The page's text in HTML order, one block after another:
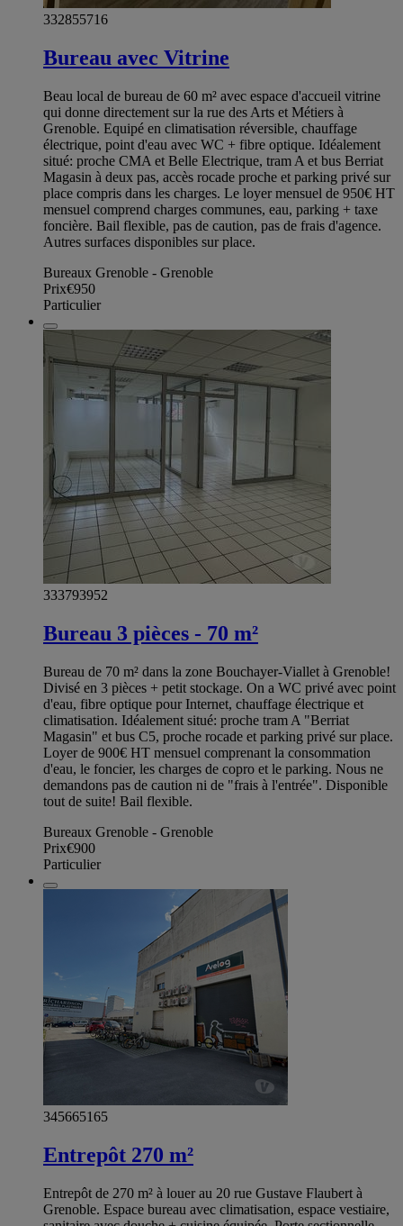
332855716
Bureau avec Vitrine
Beau local de bureau de 60 m² avec espace d'accueil vitrine
qui donne directement sur la rue des Arts et Métiers à
Grenoble. Equipé en climatisation réversible, chauffage
électrique, point d'eau avec WC + fibre optique. Idéalement
situé: proche CMA et Belle Electrique, tram A et bus Berriat
Magasin à deux pas, accès rocade proche et parking privé sur
place compris dans les charges. Le loyer mensuel de 950€ HT
mensuel comprend charges communes, eau, parking + taxe
foncière. Bail flexible, pas de caution, pas de frais d'agence.
Autres surfaces disponibles sur place.
Bureaux Grenoble - Grenoble
Prix€950
Particulier
333793952
Bureau 3 pièces - 70 m²
Bureau de 70 m² dans la zone Bouchayer-Viallet à Grenoble!
Divisé en 3 pièces + petit stockage. On a WC privé avec point
d'eau, fibre optique pour Internet, chauffage électrique et
climatisation. Idéalement situé: proche tram A "Berriat
Magasin" et bus C5, proche rocade et parking privé sur place.
Loyer de 900€ HT mensuel comprenant la consommation
d'eau, le foncier, les charges de copro et le parking. Nous ne
demandons pas de caution ni de "frais à l'entrée". Disponible
tout de suite! Bail flexible.
Bureaux Grenoble - Grenoble
Prix€900
Particulier
345665165
Entrepôt 270 m²
Entrepôt de 270 m² à louer au 20 rue Gustave Flaubert à
Grenoble. Espace bureau avec climatisation, espace vestiaire,